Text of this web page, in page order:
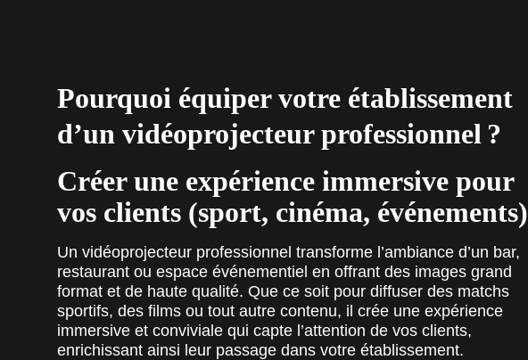
Pourquoi équiper votre établissement
d’un vidéoprojecteur professionnel ?
Créer une expérience immersive pour
vos clients (sport, cinéma, événements)
Un vidéoprojecteur professionnel transforme l’ambiance d’un bar,
restaurant ou espace événementiel en offrant des images grand
format et de haute qualité. Que ce soit pour diffuser des matchs
sportifs, des films ou tout autre contenu, il crée une expérience
immersive et conviviale qui capte l’attention de vos clients,
enrichissant ainsi leur passage dans votre établissement.